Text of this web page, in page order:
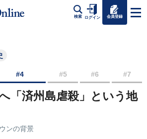
検索 ログイン 会員登録
#4 #5 #6 #7
「済州島虐殺」という地
ンの背景